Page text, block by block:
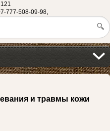
777-508-09-98,
и травмы кожи